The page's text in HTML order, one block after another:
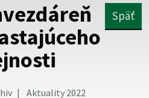
že zdieľate informácie iba
Zabezpečená stránka
Späť
Aktuality 2022